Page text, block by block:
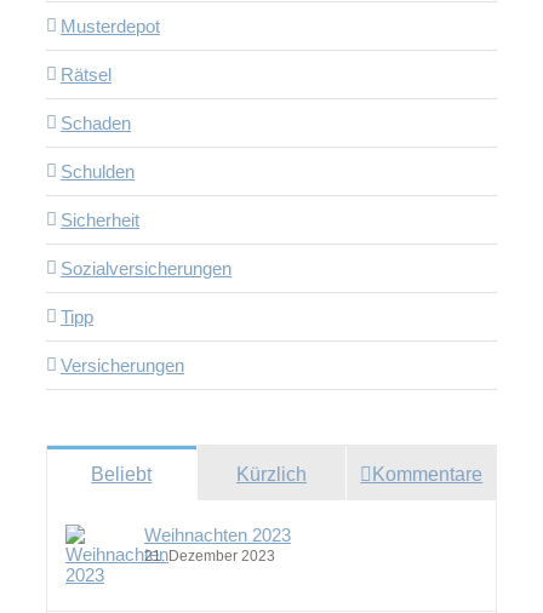
Musterdepot
Rätsel
Schaden
Schulden
Sicherheit
Sozialversicherungen
Tipp
Versicherungen
Beliebt Kürzlich Kommentare
Weihnachten 2023
21. Dezember 2023